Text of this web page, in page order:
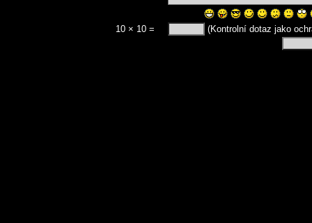
10 × 10 = (Kontrolní dotaz jako